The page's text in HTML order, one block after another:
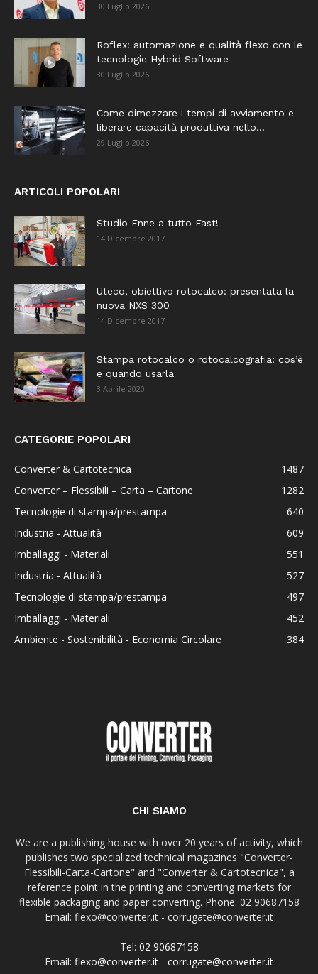
30 Luglio 2026
Roflex: automazione e qualità flexo con le
tecnologie Hybrid Software
30 Luglio 2026
Come dimezzare i tempi di avviamento e
liberare capacità produttiva nello...
29 Luglio 2026
ARTICOLI POPOLARI
Studio Enne a tutto Fast!
14 Dicembre 2017
Uteco, obiettivo rotocalco: presentata la
nuova NXS 300
14 Dicembre 2017
Stampa rotocalco o rotocalcografia: cos’è
e quando usarla
3 Aprile 2020
CATEGORIE POPOLARI
Converter & Cartotecnica
1487
Converter – Flessibili – Carta – Cartone
1282
Tecnologie di stampa/prestampa
640
Industria - Attualità
609
Imballaggi - Materiali
551
Industria - Attualità
527
Tecnologie di stampa/prestampa
497
Imballaggi - Materiali
452
Ambiente - Sostenibilità - Economia Circolare
384
CHI SIAMO
We are a publishing house with over 20 years of activity, which
publishes two specialized technical magazines "Converter-
Flessibili-Carta-Cartone" and "Converter & Cartotecnica", a
reference point in the printing and converting markets for
flexible packaging and paper converting. Phone: 02 90687158
Email: flexo@converter.it - corrugate@converter.it
Tel: 02 90687158
Email: flexo@converter.it - corrugate@converter.it